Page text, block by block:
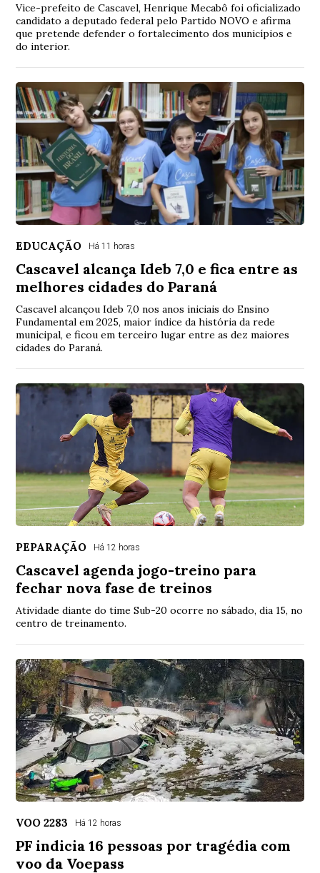
Vice-prefeito de Cascavel, Henrique Mecabô foi oficializado
candidato a deputado federal pelo Partido NOVO e afirma
que pretende defender o fortalecimento dos municípios e
do interior.
EDUCAÇÃO Há 11 horas
Cascavel alcança Ideb 7,0 e fica entre as
melhores cidades do Paraná
Cascavel alcançou Ideb 7,0 nos anos iniciais do Ensino
Fundamental em 2025, maior índice da história da rede
municipal, e ficou em terceiro lugar entre as dez maiores
cidades do Paraná.
PEPARAÇÃO Há 12 horas
Cascavel agenda jogo-treino para
fechar nova fase de treinos
Atividade diante do time Sub-20 ocorre no sábado, dia 15, no
centro de treinamento.
VOO 2283 Há 12 horas
PF indicia 16 pessoas por tragédia com
voo da Voepass